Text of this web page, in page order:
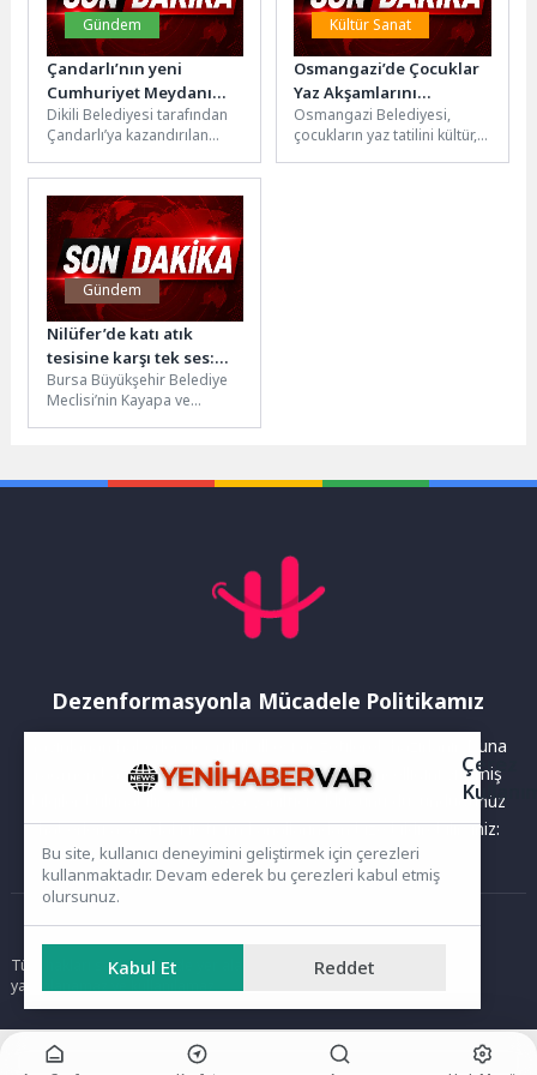
Gündem
Çandarlı’nın yeni
Cumhuriyet Meydanı
açılıyor
Dikili Belediyesi tarafından
Çandarlı’ya kazandırılan
Ağustos Cuma günü
düzenlenecek görkemli bir
törenle...
Kültür Sanat
Osmangazi’de Çocuklar
Yaz Akşamlarını
Sinemayla
Renklendiriyor
Osmangazi Belediyesi,
çocukların yaz tatilini kültür,
Gündem
Nilüfer’de katı atık
tesisine karşı tek ses:
“Çöplük istemiyoruz”
Bursa Büyükşehir Belediye
Meclisi’nin Kayapa ve
Dezenformasyonla Mücadele Politikamız
Yayınlanan haberler doğruluk ilkesi gözetilerek hazırlanır. Buna
rağmen bazı içeriklerde eksik, hatalı veya güncelliğini yitirmiş
bilgiler bulunabilir.Yanlış veya yanıltıcı olduğunu düşündüğünüz
haberleri aşağıdaki iletişim kanallarından bize bildirebilirsiniz:
Ana Sayfa
Tüm hakları saklıdır. Sitede yer alan içerikler izinsiz kopyalanamaz,
yayımlanamaz ve kullanılamaz.
Çerez
Bu site, kullanıcı deneyimini geliştirmek için çerezleri
kullanmaktadır. Devam ederek bu çerezleri kabul etmiş
olursunuz.
Kabul Et Reddet